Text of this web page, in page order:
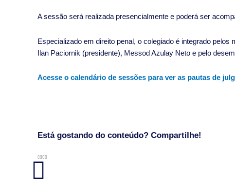
A sessão será realizada presencialmente e poderá ser
Especializado em direito penal, o colegiado é integrado
Ilan Paciornik (presidente), Messod Azulay Neto e pelo
Acesse o calendário de sessões para ver as pautas de
Está gostando do conteúdo? Compartilhe!